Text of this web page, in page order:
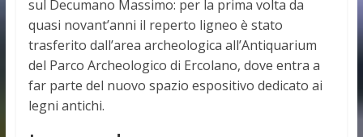
sul Decumano Massimo: per la prima volta da
quasi novant’anni il reperto ligneo è stato
trasferito dall’area archeologica all’Antiquarium
del Parco Archeologico di Ercolano, dove entra a
far parte del nuovo spazio espositivo dedicato ai
legni antichi.